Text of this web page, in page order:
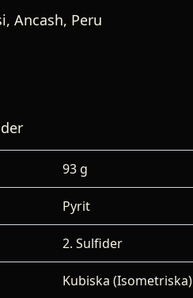
Ancash, Peru
93 g
Pyrit
2. Sulfider
Kubiska (Isometriska)